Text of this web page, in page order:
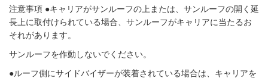
注意事項 ●キャリアがサンルーフの上または、サンルーフの開く延
長上に取付けられている場合、サンルーフがキャリアに当たるお
それがあります。
サンルーフを作動しないでください。
●ルーフ側にサイドバイザーが装着されている場合は、キャリアを